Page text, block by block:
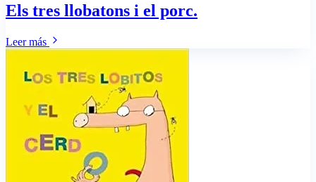
Els tres llobatons i el porc.
Leer más